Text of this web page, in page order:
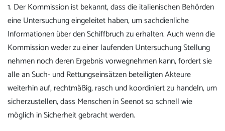
1. Der Kommission ist bekannt, dass die italienischen Behörden
eine Untersuchung eingeleitet haben, um sachdienliche
Informationen über den Schiffbruch zu erhalten. Auch wenn die
Kommission weder zu einer laufenden Untersuchung Stellung
nehmen noch deren Ergebnis vorwegnehmen kann, fordert sie
alle an Such- und Rettungseinsätzen beteiligten Akteure
weiterhin auf, rechtmäßig, rasch und koordiniert zu handeln, um
sicherzustellen, dass Menschen in Seenot so schnell wie
möglich in Sicherheit gebracht werden.